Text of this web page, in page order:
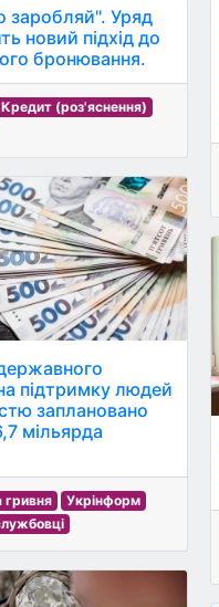
заробляй". Уряд
новий підхід до
бронювання.
Кредит (роз'яснення)
підтримку людей
заплановано
мільярда
гривня
Укрінформ